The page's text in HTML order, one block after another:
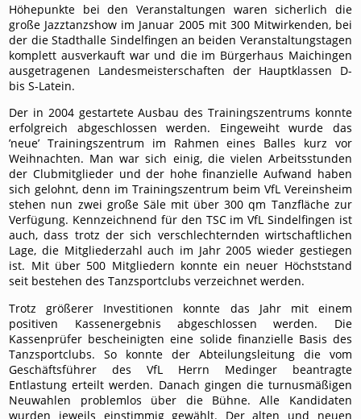
Höhepunkte bei den Veranstaltungen waren sicherlich die
große Jazztanzshow im Januar 2005 mit 300 Mitwirkenden, bei
der die Stadthalle Sindelfingen an beiden Veranstaltungstagen
komplett ausverkauft war und die im Bürgerhaus Maichingen
ausgetragenen Landesmeisterschaften der Hauptklassen D-
bis S-Latein.
Der in 2004 gestartete Ausbau des Trainingszentrums konnte
erfolgreich abgeschlossen werden. Eingeweiht wurde das
’neue’ Trainingszentrum im Rahmen eines Balles kurz vor
Weihnachten. Man war sich einig, die vielen Arbeitsstunden
der Clubmitglieder und der hohe finanzielle Aufwand haben
sich gelohnt, denn im Trainingszentrum beim VfL Vereinsheim
stehen nun zwei große Säle mit über 300 qm Tanzfläche zur
Verfügung. Kennzeichnend für den TSC im VfL Sindelfingen ist
auch, dass trotz der sich verschlechternden wirtschaftlichen
Lage, die Mitgliederzahl auch im Jahr 2005 wieder gestiegen
ist. Mit über 500 Mitgliedern konnte ein neuer Höchststand
seit bestehen des Tanzsportclubs verzeichnet werden.
Trotz größerer Investitionen konnte das Jahr mit einem
positiven Kassenergebnis abgeschlossen werden. Die
Kassenprüfer bescheinigten eine solide finanzielle Basis des
Tanzsportclubs. So konnte der Abteilungsleitung die vom
Geschäftsführer des VfL Herrn Medinger beantragte
Entlastung erteilt werden. Danach gingen die turnusmäßigen
Neuwahlen problemlos über die Bühne. Alle Kandidaten
wurden jeweils einstimmig gewählt. Der alten und neuen